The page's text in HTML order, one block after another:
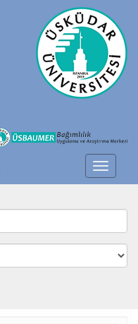
Toggle